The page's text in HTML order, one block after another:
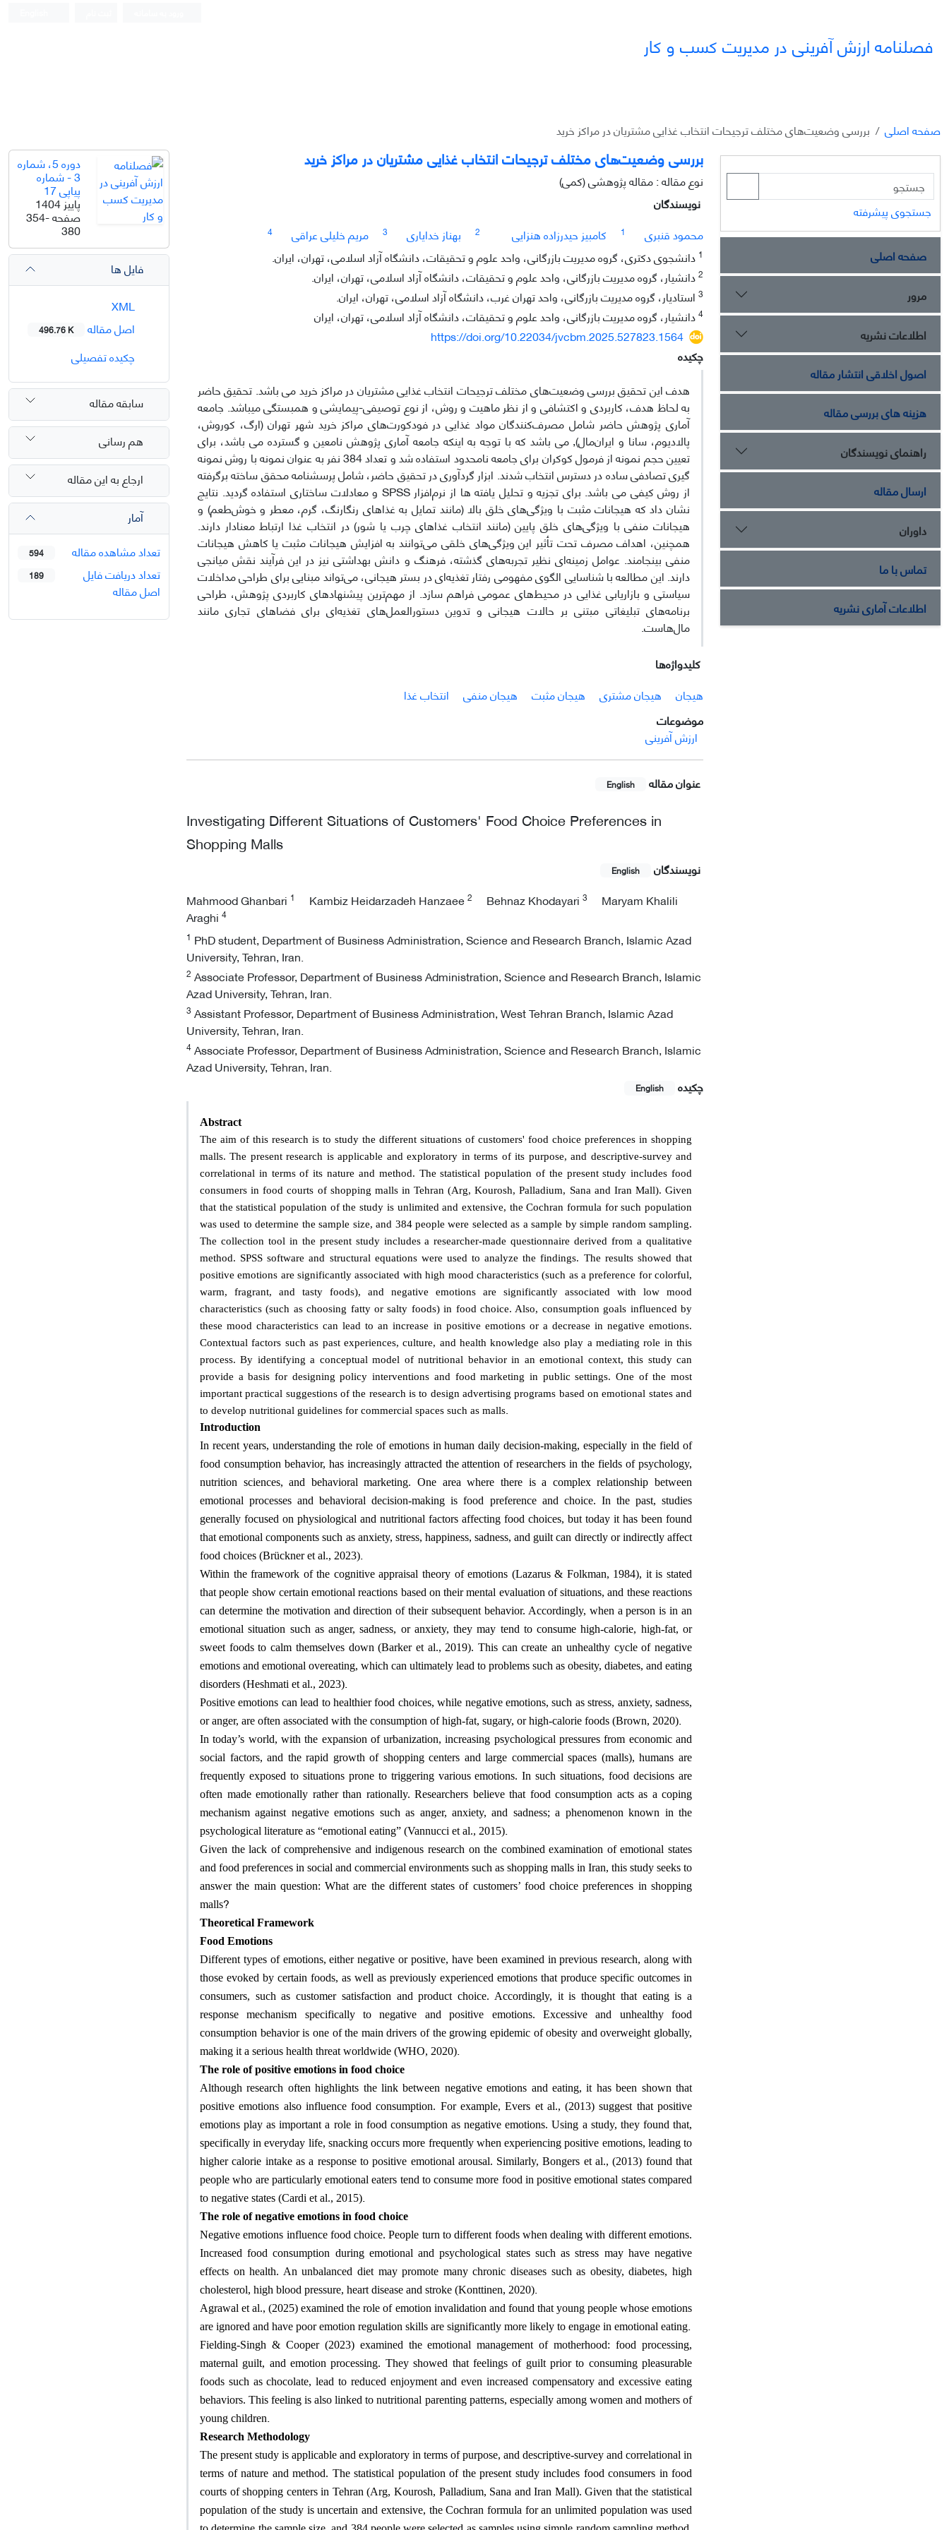
فصلنامه ارزش آفرینی در مدیریت کسب و کار
صفحه اصلی بررسی وضعیت‌های مختلف ترجیحات انتخاب غذایی مشتریان در مراکز خرید
بررسی وضعیت‌های مختلف ترجیحات انتخاب غذایی مشتریان در مراکز خرید
نوع مقاله : مقاله پژوهشی (کمی)
نویسندگان
محمود قنبری
1 کامبیز حیدرزاده هنزایی 2 بهناز خدایاری 3 مریم خلیلی عراقی
4
1 دانشجوی دکتری، گروه مدیریت بازرگانی، واحد علوم و تحقیقات، دانشگاه آزاد اسلامی، تهران، ایران.
2دانشیار، گروه مدیریت بازرگانی، واحد علوم و تحقیقات، دانشگاه آزاد اسلامی، تهران، ایران.
3 استادیار، گروه مدیریت بازرگانی، واحد تهران غرب، دانشگاه آزاد اسلامی، تهران، ایران.
4دانشیار، گروه مدیریت بازرگانی، واحد علوم و تحقیقات، دانشگاه آزاد اسلامی، تهران، ایران
https://doi.org/10.22034/jvcbm.2025.527823.1564
چکیده
هدف این تحقیق بررسی وضعیت‌های مختلف ترجیحات انتخاب غذایی مشتریان در مراکز خرید می باشد. تحقیق حاضر
به لحاظ هدف، کاربردی و اکتشافی و از نظر ماهیت و روش، از نوع توصیفی-پیمایشی و همبستگی می‎باشد. جامعه
آماری پژوهش حاضر شامل مصرف‌کنندگان مواد غذایی در فودکورت‌های مراکز خرید شهر تهران (ارگ، کوروش،
پالادیوم، سانا و ایران‌مال), می باشد که با توجه به اینکه جامعه آماری پژوهش نامعین و گسترده می باشد، برای
تعیین حجم نمونه از فرمول کوکران برای جامعه نامحدود استفاده شد و تعداد 384 نفر به عنوان نمونه با روش نمونه
گیری تصادفی ساده در دسترس انتخاب شدند. ابزار گردآوری در تحقیق حاضر، شامل پرسشنامه محقق ساخته برگرفته
از روش کیفی می باشد. برای تجزیه و تحلیل یافته ها از نرم‌افزار SPSS و معادلات ساختاری استفاده گردید. نتایج
نشان داد که هیجانات مثبت با ویژگی‌های خلق بالا (مانند تمایل به غذاهای رنگارنگ، گرم، معطر و خوش‌طعم) و
هیجانات منفی با ویژگی‌های خلق پایین (مانند انتخاب غذاهای چرب یا شور) در انتخاب غذا ارتباط معنادار دارند.
همچنین، اهداف مصرف تحت تأثیر این ویژگی‌های خلقی می‌توانند به افزایش هیجانات مثبت یا کاهش هیجانات
منفی بینجامند. عوامل زمینه‌ای نظیر تجربه‌های گذشته، فرهنگ و دانش بهداشتی نیز در این فرآیند نقش میانجی
دارند. این مطالعه با شناسایی الگوی مفهومی رفتار تغذیه‌ای در بستر هیجانی، می‌تواند مبنایی برای طراحی مداخلات
سیاستی و بازاریابی غذایی در محیط‌های عمومی فراهم سازد. از مهم‌ترین پیشنهادهای کاربردی پژوهش، طراحی
برنامه‌های تبلیغاتی مبتنی بر حالات هیجانی و تدوین دستورالعمل‌های تغذیه‌ای برای فضاهای تجاری مانند
مال‌هاست.
کلیدواژه‌ها
هیجان
هیجان مشتری هیجان مثبت هیجان منفی
انتخاب غذا
موضوعات
ارزش آفرینی
عنوان مقاله English
Investigating Different Situations of Customers' Food Choice Preferences in
Shopping Malls
نویسندگان English
Mahmood Ghanbari 1 Kambiz Heidarzadeh Hanzaee2 Behnaz Khodayari 3
Maryam Khalili
Araghi 4
1 PhD student, Department of Business Administration, Science and Research Branch, Islamic Azad
University, Tehran, Iran.
2 Associate Professor, Department of Business Administration, Science and Research Branch, Islamic
Azad University, Tehran, Iran.
3 Assistant Professor, Department of Business Administration, West Tehran Branch, Islamic Azad
University, Tehran, Iran.
4Associate Professor, Department of Business Administration, Science and Research Branch, Islamic
Azad University, Tehran, Iran.
چکیده
English
Abstract
The aim of this research is to study the different situations of customers' food choice preferences in shopping
malls. The present research is applicable and exploratory in terms of its purpose, and descriptive-survey and
correlational in terms of its nature and method. The statistical population of the present study includes food
consumers in food courts of shopping malls in Tehran (Arg, Kourosh, Palladium, Sana and Iran Mall). Given
that the statistical population of the study is unlimited and extensive, the Cochran formula for such population
was used to determine the sample size, and 384 people were selected as a sample by simple random sampling.
The collection tool in the present study includes a researcher-made questionnaire derived from a qualitative
method. SPSS software and structural equations were used to analyze the findings. The results showed that
positive emotions are significantly associated with high mood characteristics (such as a preference for colorful,
warm, fragrant, and tasty foods), and negative emotions are significantly associated with low mood
characteristics (such as choosing fatty or salty foods) in food choice. Also, consumption goals influenced by
these mood characteristics can lead to an increase in positive emotions or a decrease in negative emotions.
Contextual factors such as past experiences, culture, and health knowledge also play a mediating role in this
process. By identifying a conceptual model of nutritional behavior in an emotional context, this study can
provide a basis for designing policy interventions and food marketing in public settings. One of the most
important practical suggestions of the research is to design advertising programs based on emotional states and
to develop nutritional guidelines for commercial spaces such as malls.
Introduction
In recent years, understanding the role of emotions in human daily decision-making, especially in the field of
food consumption behavior, has increasingly attracted the attention of researchers in the fields of psychology,
nutrition sciences, and behavioral marketing. One area where there is a complex relationship between
emotional processes and behavioral decision-making is food preference and choice. In the past, studies
generally focused on physiological and nutritional factors affecting food choices, but today it has been found
that emotional components such as anxiety, stress, happiness, sadness, and guilt can directly or indirectly affect
food choices (Brückner et al., 2023).
Within the framework of the cognitive appraisal theory of emotions (Lazarus & Folkman, 1984), it is stated
that people show certain emotional reactions based on their mental evaluation of situations, and these reactions
can determine the motivation and direction of their subsequent behavior. Accordingly, when a person is in an
emotional situation such as anger, sadness, or anxiety, they may tend to consume high-calorie, high-fat, or
sweet foods to calm themselves down (Barker et al., 2019). This can create an unhealthy cycle of negative
emotions and emotional overeating, which can ultimately lead to problems such as obesity, diabetes, and eating
disorders (Heshmati et al., 2023).
Positive emotions can lead to healthier food choices, while negative emotions, such as stress, anxiety, sadness,
or anger, are often associated with the consumption of high-fat, sugary, or high-calorie foods (Brown, 2020).
In today’s world, with the expansion of urbanization, increasing psychological pressures from economic and
social factors, and the rapid growth of shopping centers and large commercial spaces (malls), humans are
frequently exposed to situations prone to triggering various emotions. In such situations, food decisions are
often made emotionally rather than rationally. Researchers believe that food consumption acts as a coping
mechanism against negative emotions such as anger, anxiety, and sadness; a phenomenon known in the
psychological literature as “emotional eating” (Vannucci et al., 2015).
Given the lack of comprehensive and indigenous research on the combined examination of emotional states
and food preferences in social and commercial environments such as shopping malls in Iran, this study seeks to
answer the main question: What are the different states of customers’ food choice preferences in shopping
malls?
Theoretical Framework
Food Emotions
Different types of emotions, either negative or positive, have been examined in previous research, along with
those evoked by certain foods, as well as previously experienced emotions that produce specific outcomes in
consumers, such as customer satisfaction and product choice. Accordingly, it is thought that eating is a
response mechanism specifically to negative and positive emotions. Excessive and unhealthy food
consumption behavior is one of the main drivers of the growing epidemic of obesity and overweight globally,
making it a serious health threat worldwide (WHO, 2020).
The role of positive emotions in food choice
Although research often highlights the link between negative emotions and eating, it has been shown that
positive emotions also influence food consumption. For example, Evers et al., (2013) suggest that positive
emotions play as important a role in food consumption as negative emotions. Using a study, they found that,
specifically in everyday life, snacking occurs more frequently when experiencing positive emotions, leading to
higher calorie intake as a response to positive emotional arousal. Similarly, Bongers et al., (2013) found that
people who are particularly emotional eaters tend to consume more food in positive emotional states compared
to negative states (Cardi et al., 2015).
The role of negative emotions in food choice
Negative emotions influence food choice. People turn to different foods when dealing with different emotions.
Increased food consumption during emotional and psychological states such as stress may have negative
effects on health. An unbalanced diet may promote many chronic diseases such as obesity, diabetes, high
cholesterol, high blood pressure, heart disease and stroke (Konttinen, 2020).
Agrawal et al., (2025) examined the role of emotion invalidation and found that young people whose emotions
are ignored and have poor emotion regulation skills are significantly more likely to engage in emotional eating.
Fielding‐Singh & Cooper (2023) examined the emotional management of motherhood: food processing,
maternal guilt, and emotion processing. They showed that feelings of guilt prior to consuming pleasurable
foods such as chocolate, lead to reduced enjoyment and even increased compensatory and excessive eating
behaviors. This feeling is also linked to nutritional parenting patterns, especially among women and mothers of
young children.
Research Methodology
The present study is applicable and exploratory in terms of purpose, and descriptive-survey and correlational in
terms of nature and method. The statistical population of the present study includes food consumers in food
courts of shopping centers in Tehran (Arg, Kourosh, Palladium, Sana and Iran Mall). Given that the statistical
population of the study is uncertain and extensive, the Cochran formula for an unlimited population was used
دوره 5، شماره
3 - شماره
پیاپی 17
پاییز 1404
صفحه354-
380
فایل ها
اصل مقاله
496.76 K
چکیده تفصیلی
سابقه مقاله
هم رسانی
ارجاع به این مقاله
آمار
تعداد مشاهده مقاله
594
تعداد دریافت فایل
اصل مقاله
189
جستجوی پیشرفته
صفحه اصلی
مرور
اطلاعات نشریه
اصول اخلاقی انتشار مقاله
هزینه های بررسی مقاله
راهنمای نویسندگان
ارسال مقاله
داوران
تماس با ما
اطلاعات آماری نشریه